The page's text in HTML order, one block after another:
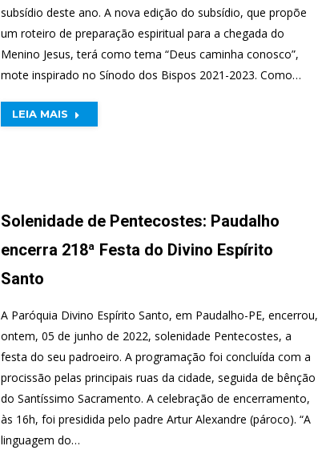
subsídio deste ano. A nova edição do subsídio, que propõe
um roteiro de preparação espiritual para a chegada do
Menino Jesus, terá como tema “Deus caminha conosco”,
mote inspirado no Sínodo dos Bispos 2021-2023. Como…
LEIA MAIS
Solenidade de Pentecostes: Paudalho
encerra 218ª Festa do Divino Espírito
Santo
A Paróquia Divino Espírito Santo, em Paudalho-PE, encerrou,
ontem, 05 de junho de 2022, solenidade Pentecostes, a
festa do seu padroeiro. A programação foi concluída com a
procissão pelas principais ruas da cidade, seguida de bênção
do Santíssimo Sacramento. A celebração de encerramento,
às 16h, foi presidida pelo padre Artur Alexandre (pároco). “A
linguagem do…